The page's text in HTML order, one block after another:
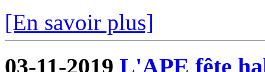
[En savoir plus]
03-11-2019 L'APE fête